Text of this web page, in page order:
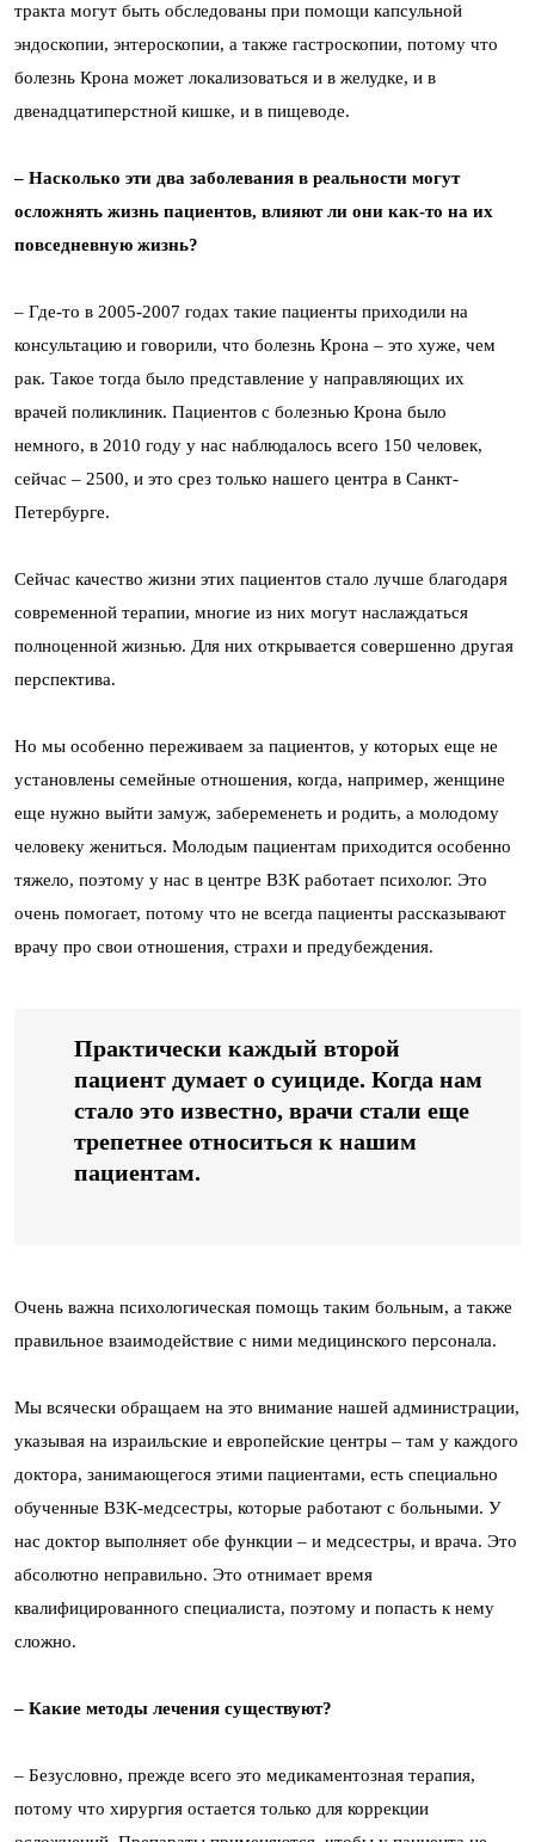
тракта могут быть обследованы при помощи капсульной
эндоскопии, энтероскопии, а также гастроскопии, потому что
болезнь Крона может локализоваться и в желудке, и в
двенадцатиперстной кишке, и в пищеводе.
– Насколько эти два заболевания в реальности могут
осложнять жизнь пациентов, влияют ли они как-то на их
повседневную жизнь?
– Где-то в 2005-2007 годах такие пациенты приходили на
консультацию и говорили, что болезнь Крона – это хуже, чем
рак. Такое тогда было представление у направляющих их
врачей поликлиник. Пациентов с болезнью Крона было
немного, в 2010 году у нас наблюдалось всего 150 человек,
сейчас – 2500, и это срез только нашего центра в Санкт-
Петербурге.
Сейчас качество жизни этих пациентов стало лучше благодаря
современной терапии, многие из них могут наслаждаться
полноценной жизнью. Для них открывается совершенно другая
перспектива.
Но мы особенно переживаем за пациентов, у которых еще не
установлены семейные отношения, когда, например, женщине
еще нужно выйти замуж, забеременеть и родить, а молодому
человеку жениться. Молодым пациентам приходится особенно
тяжело, поэтому у нас в центре ВЗК работает психолог. Это
очень помогает, потому что не всегда пациенты рассказывают
врачу про свои отношения, страхи и предубеждения.
Практически каждый второй
пациент думает о суициде. Когда нам
стало это известно, врачи стали еще
трепетнее относиться к нашим
пациентам.
Очень важна психологическая помощь таким больным, а также
правильное взаимодействие с ними медицинского персонала.
Мы всячески обращаем на это внимание нашей администрации,
указывая на израильские и европейские центры – там у каждого
доктора, занимающегося этими пациентами, есть специально
обученные ВЗК-медсестры, которые работают с больными. У
нас доктор выполняет обе функции – и медсестры, и врача. Это
абсолютно неправильно. Это отнимает время
квалифицированного специалиста, поэтому и попасть к нему
сложно.
– Какие методы лечения существуют?
– Безусловно, прежде всего это медикаментозная терапия,
потому что хирургия остается только для коррекции